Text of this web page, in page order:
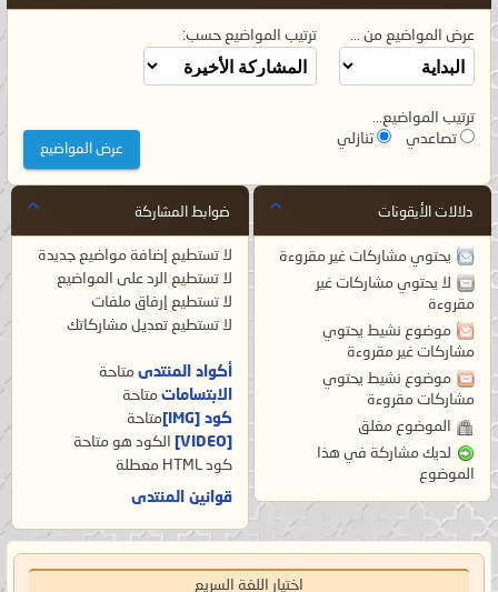
عرض المواضيع من ... ترتيب المواضيع حسب:
ترتيب المواضيع...
تصاعدي
تنازلي
دلالات الأيقونات
يحتوي مشاركات غير مقروءة
لا يحتوي مشاركات غير
مقروءة
موضوع نشيط يحتوي
مشاركات غير مقروءة
موضوع نشيط يحتوي
مشاركات مقروءة
الموضوع مغلق
لديك مشاركة في هذا
الموضوع
ضوابط المشاركة
لا تستطيع إضافة مواضيع جديدة
لا تستطيع الرد على المواضيع
لا تستطيع إرفاق ملفات
لا تستطيع تعديل مشاركاتك
أكواد المنتدى متاحة
الابتسامات متاحة
كود [IMG]
متاحة
[VIDEO]
الكود هو متاحة
كود HTML
معطلة
قوانين المنتدى
اختيار اللغة السريع